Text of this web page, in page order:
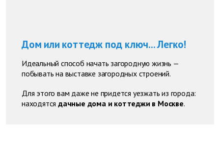
Дом или коттедж под ключ... Легко!
Идеальный способ начать загородную жизнь —
побывать на выставке загородных строений.
Для этого вам даже не придется уезжать из города:
находятся дачные дома и коттеджи в Москве.